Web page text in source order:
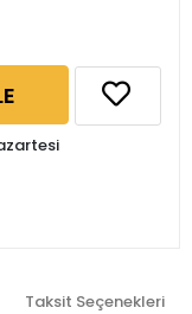
Taksit Seçenekleri